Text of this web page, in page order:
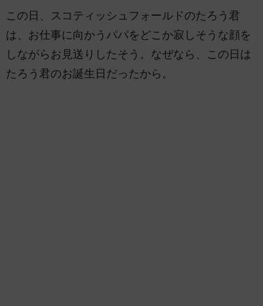
この日、スコティッシュフォールドのたろう君
は、お仕事に向かうパパをどこか寂しそうな顔を
しながらお見送りしたそう。なぜなら、この日は
たろう君のお誕生日だったから。